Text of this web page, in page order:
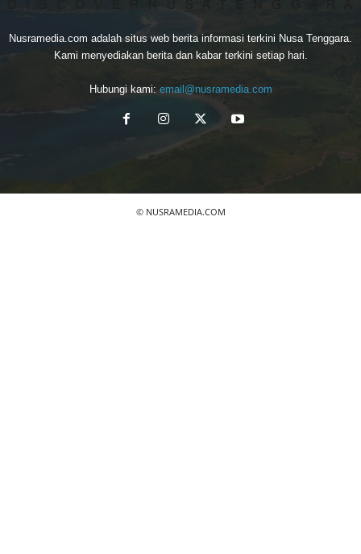
Nusramedia.com adalah situs web berita informasi terkini Nusa Tenggara.
Kami menyediakan berita dan kabar terkini setiap hari.
Hubungi kami: email@nusramedia.com
© NUSRAMEDIA.COM